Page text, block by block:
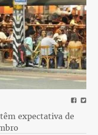
expectativa de